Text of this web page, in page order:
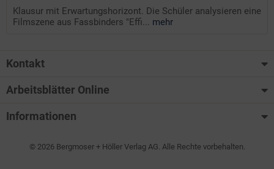
Klausur mit Erwartungshorizont. Die Schüler analysieren eine
Filmszene aus Fassbinders "Effi... mehr
Kontakt
Arbeitsblätter Online
Informationen
© 2026 Bergmoser + Höller Verlag AG. Alle Rechte vorbehalten.